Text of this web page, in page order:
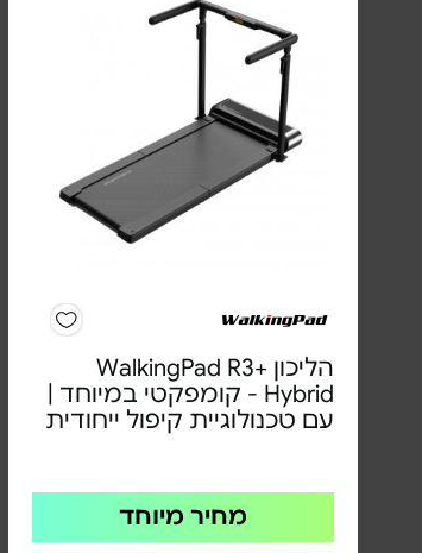
הליכון +WalkingPad R3
Hybrid - קומפקטי במיוחד |
עם טכנולוגיית קיפול ייחודית
מחיר מיוחד